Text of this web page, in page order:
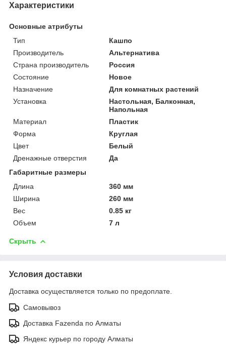
Характеристики
Основные атрибуты
Тип
Кашпо
Производитель
Альтернатива
Страна производитель
Россия
Состояние
Новое
Назначение
Для комнатных растений
Установка
Настольная, Балконная,
Напольная
Материал
Пластик
Форма
Круглая
Цвет
Белый
Дренажные отверстия
Да
Габаритные размеры
Длина
360 мм
Ширина
260 мм
Вес
0.85 кг
Объем
7 л
Скрыть
Условия доставки
Доставка осуществляется только по предоплате.
Самовывоз
Доставка Fazenda по Алматы
Яндекс курьер по городу Алматы